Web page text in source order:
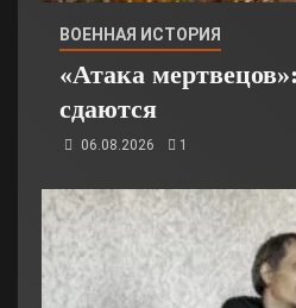
ВОЕННАЯ ИСТОРИЯ
«Атака
сдаются
06.08.2026 1